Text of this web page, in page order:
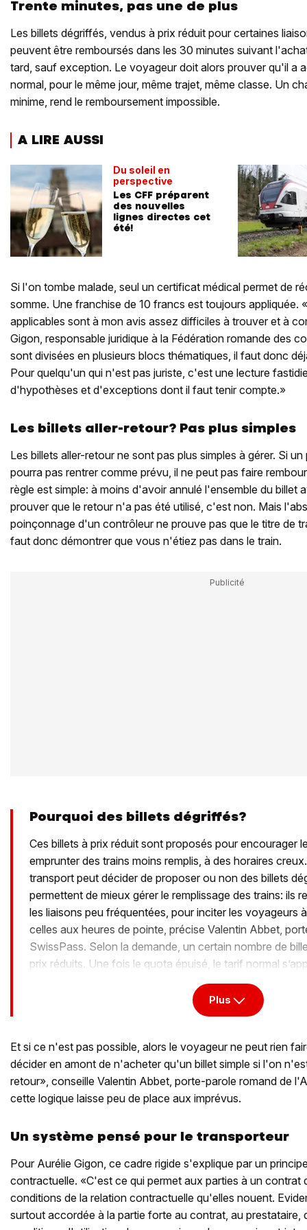
Trente minutes, pas une de plus
Les billets dégriffés, vendus à prix réduit pour certaines
peuvent être remboursés dans les 30 minutes suivant
tard, sauf exception. Le voyageur doit alors prouver qu'il a
normal, pour le même jour, même trajet, même classe. Un
minime, rend le remboursement impossible.
A LIRE AUSSI
Du soleil en
perspective
Les CFF préparent
des nouvelles
lignes directes cet
été!
Si l'on tombe malade, seul un certificat médical permet de
somme. Une franchise de 10 francs est toujours appliquée.
applicables sont à mon avis assez difficiles à trouver et à
Gigon, responsable juridique à la Fédération romande des
sont divisées en plusieurs blocs thématiques, il faut donc
Pour quelqu'un qui n'est pas juriste, c'est une lecture
d'hypothèses et d'exceptions dont il faut tenir compte.»
Les billets aller-retour? Pas plus simples
Les billets aller-retour ne sont pas plus simples à gérer. Si
pourra pas rentrer comme prévu, il ne peut pas faire
règle est simple: à moins d'avoir annulé l'ensemble du billet
prouver que le retour n'a pas été utilisé, c'est non. Mais
poinçonnage d'un contrôleur ne prouve pas que le titre de
faut donc démontrer que vous n'étiez pas dans le train.
Pourquoi des billets dégriffés?
Ces billets à prix réduit sont proposés pour encourager
emprunter des trains moins remplis, à des horaires
transport peut décider de proposer ou non des billets
permettent de mieux gérer le remplissage des trains: ils
les liaisons peu fréquentées, pour inciter les voyageurs
celles aux heures de pointe, précise Valentin Abbet,
SwissPass. Selon la demande, un certain nombre de
prix réduits. Une fois le quota épuisé, le tarif normal
Plus
Et si ce n'est pas possible, alors le voyageur ne peut rien
décider en amont de n'acheter qu'un billet simple si l'on
retour», conseille Valentin Abbet, porte-parole romand de
cette logique laisse peu de place aux imprévus.
Un système pensé pour le transporteur
Pour Aurélie Gigon, ce cadre rigide s'explique par un
contractuelle. «C'est ce qui permet aux parties à un contrat
conditions de la relation contractuelle qu'elles nouent.
surtout accordée à la partie forte au contrat, au prestataire,